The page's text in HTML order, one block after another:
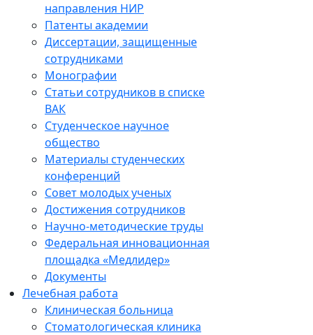
направления НИР
Патенты академии
Диссертации, защищенные
сотрудниками
Монографии
Статьи сотрудников в списке
ВАК
Студенческое научное
общество
Материалы студенческих
конференций
Совет молодых ученых
Достижения сотрудников
Научно-методические труды
Федеральная инновационная
площадка «Медлидер»
Документы
Лечебная работа
Клиническая больница
Стоматологическая клиника